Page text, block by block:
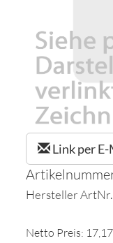
Link per
Hersteller
Netto Preis: